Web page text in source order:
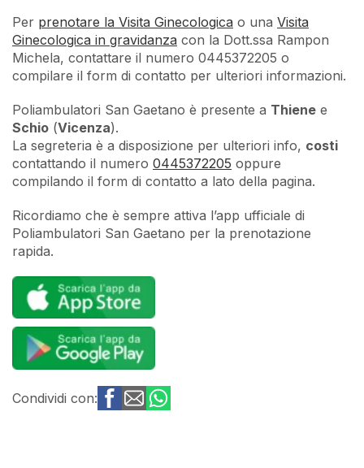
Per prenotare la Visita Ginecologica o una Visita
Ginecologica in gravidanza con la Dott.ssa Rampon
Michela, contattare il numero 0445372205 o
compilare il form di contatto per ulteriori informazioni.
Poliambulatori San Gaetano è presente a Thiene e
Schio (Vicenza).
La segreteria è a disposizione per ulteriori info, costi
contattando il numero 0445372205 oppure
compilando il form di contatto a lato della pagina.
Ricordiamo che è sempre attiva l’app ufficiale di
Poliambulatori San Gaetano per la prenotazione
rapida.
Condividi con: